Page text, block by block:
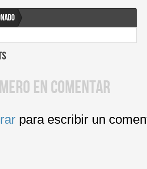
EN COMENTAR
para escribir un